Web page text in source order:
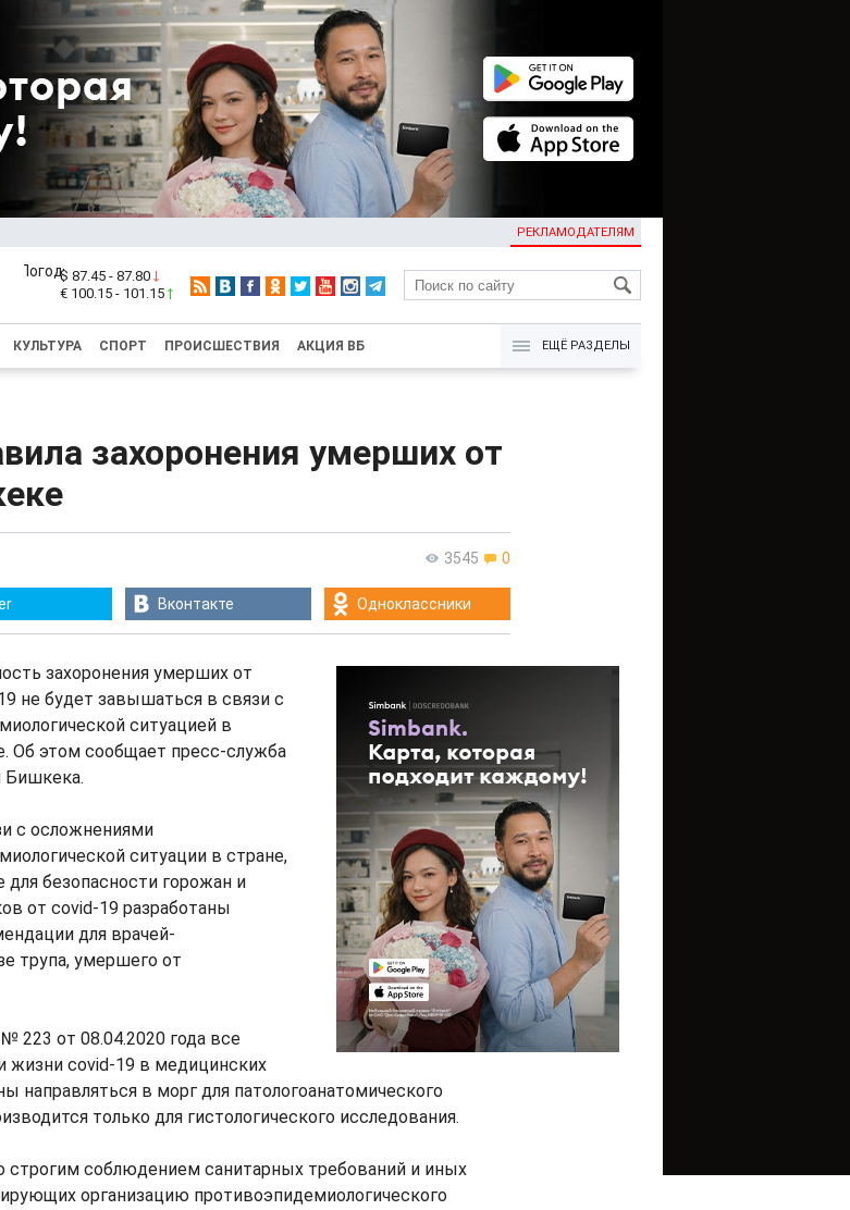
РЕКЛАМОДАТЕЛЯМ
KG
$ 87.45 - 87.80
€ 100.15 - 101.15
КУЛЬТУРА СПОРТ ПРОИСШЕСТВИЯ АКЦИЯ ВБ ЕЩЁ РАЗДЕЛЫ
захоронения умерших от
3545 0
Вконтакте Одноклассники
захоронения умерших от
не будет завышаться в связи с
ситуацией в
Об этом сообщает пресс-служба
Бишкека.
с осложнениями
ситуации в стране,
для безопасности горожан и
от covid-19 разработаны
для врачей-
трупа, умершего от
223 от 08.04.2020 года все
covid-19 в медицинских
направляться в морг для патологоанатомического
только для гистологического исследования.
строгим соблюдением санитарных требований и иных
организацию противоэпидемиологического